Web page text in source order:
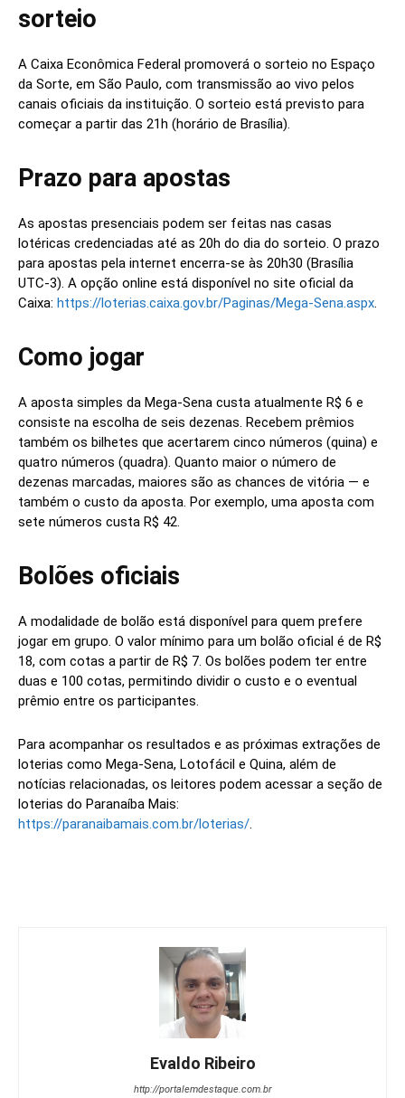
sorteio
A Caixa Econômica Federal promoverá o sorteio no Espaço
da Sorte, em São Paulo, com transmissão ao vivo pelos
canais oficiais da instituição. O sorteio está previsto para
começar a partir das 21h (horário de Brasília).
Prazo para apostas
As apostas presenciais podem ser feitas nas casas
lotéricas credenciadas até as 20h do dia do sorteio. O prazo
para apostas pela internet encerra-se às 20h30 (Brasília
UTC-3). A opção online está disponível no site oficial da
Caixa: https://loterias.caixa.gov.br/Paginas/Mega-Sena.aspx.
Como jogar
A aposta simples da Mega-Sena custa atualmente R$ 6 e
consiste na escolha de seis dezenas. Recebem prêmios
também os bilhetes que acertarem cinco números (quina) e
quatro números (quadra). Quanto maior o número de
dezenas marcadas, maiores são as chances de vitória — e
também o custo da aposta. Por exemplo, uma aposta com
sete números custa R$ 42.
Bolões oficiais
A modalidade de bolão está disponível para quem prefere
jogar em grupo. O valor mínimo para um bolão oficial é de R$
18, com cotas a partir de R$ 7. Os bolões podem ter entre
duas e 100 cotas, permitindo dividir o custo e o eventual
prêmio entre os participantes.
Para acompanhar os resultados e as próximas extrações de
loterias como Mega-Sena, Lotofácil e Quina, além de
notícias relacionadas, os leitores podem acessar a seção de
loterias do Paranaíba Mais:
https://paranaibamais.com.br/loterias/.
Evaldo Ribeiro
http://portalemdestaque.com.br